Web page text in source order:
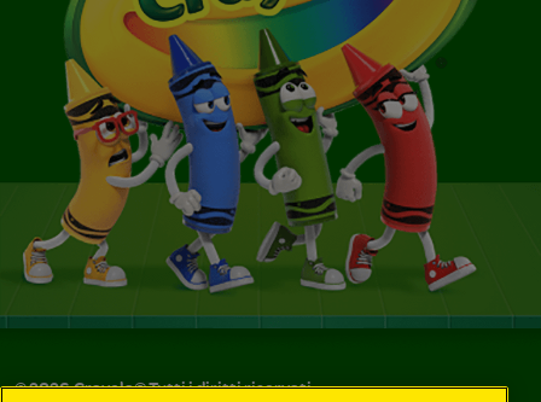
©2026Crayola® Tutti i diritti riservati.